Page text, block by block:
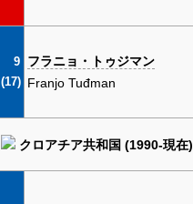
9
(17)
フラニョ・トゥジマン
Franjo Tuđman
クロアチア共和国 (1990-現在)